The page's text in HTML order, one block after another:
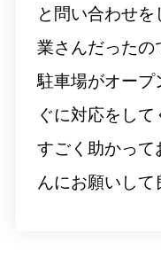
と問い合わせ
業さんだったの
駐車場がオープ
ぐに対応をし
すごく助かって
んにお願いして